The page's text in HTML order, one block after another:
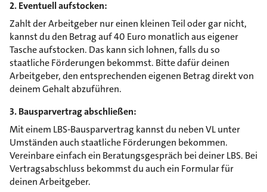
2. Eventuell aufstocken:
Zahlt der Arbeitgeber nur einen kleinen Teil oder gar nicht,
kannst du den Betrag auf 40 Euro monatlich aus eigener
Tasche aufstocken. Das kann sich lohnen, falls du so
staatliche Förderungen bekommst. Bitte dafür deinen
Arbeitgeber, den entsprechenden eigenen Betrag direkt von
deinem Gehalt abzuführen.
3. Bausparvertrag abschließen:
Mit einem LBS-Bausparvertrag kannst du neben VL unter
Umständen auch staatliche Förderungen bekommen.
Vereinbare einfach ein Beratungsgespräch bei deiner LBS. Bei
Vertragsabschluss bekommst du auch ein Formular für
deinen Arbeitgeber.